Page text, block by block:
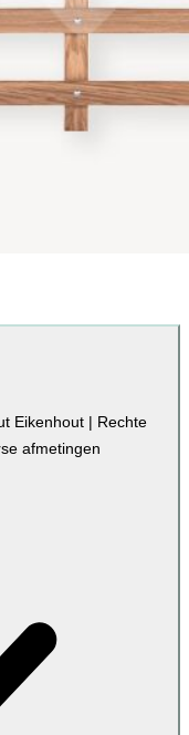
Eikenhout | Rechte
afmetingen